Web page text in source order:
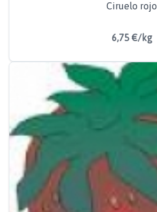
Ciruelo rojo
6,75 €/kg